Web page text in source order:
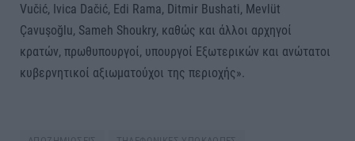
Vučić, Ivica Dačić, Edi Rama, Ditmir Bushati, Mevlüt
Çavuşoğlu, Sameh Shoukry, καθώς και άλλοι αρχηγοί
κρατών, πρωθυπουργοί, υπουργοί Εξωτερικών και ανώτατοι
κυβερνητικοί αξιωματούχοι της περιοχής».